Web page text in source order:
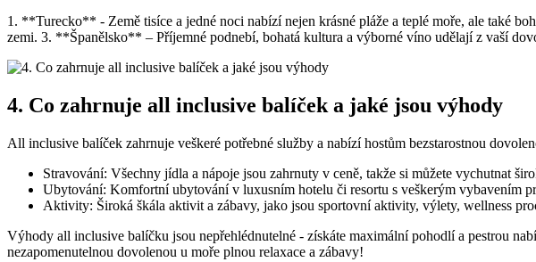
1.‍ **Turecko** ‍- Země tisíce a jedné noci ⁢nabízí nejen krásné pláže a teplé⁣ moře, ale také
zemi. 3. **Španělsko** – Příjemné​ podnebí, bohatá kultura a výborné víno udělají z vaší
4. ‌Co zahrnuje all⁤ inclusive balíček ‌a‍ jaké jsou výhody
All inclusive ⁣balíček zahrnuje veškeré potřebné služby a nabízí hostům bezstarostnou
Stravování: ⁤Všechny jídla a⁣ nápoje jsou zahrnuty v ceně, ​takže si můžete vychutnat
Ubytování: Komfortní ubytování⁤ v luxusním ⁤hotelu či resortu s veškerým vybavením
Aktivity: ​Široká ⁣škála aktivit a zábavy, ‌jako jsou sportovní aktivity, výlety, wellness⁣
Výhody all ⁢inclusive balíčku jsou nepřehlédnutelné -‌ získáte maximální pohodlí a pestrou
nezapomenutelnou​ dovolenou ⁢u⁤ moře plnou relaxace a zábavy!